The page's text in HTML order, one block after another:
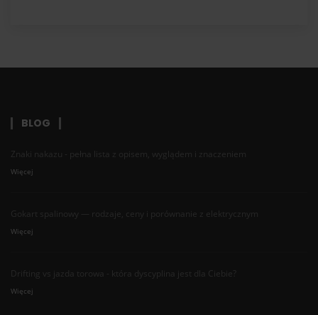
BLOG
Znaki nakazu - pełna lista z opisem, wyglądem i znaczeniem
Więcej
Gokart spalinowy — rodzaje, ceny i porównanie z elektrycznym
Więcej
Drifting vs jazda torowa - która dyscyplina jest dla Ciebie?
Więcej